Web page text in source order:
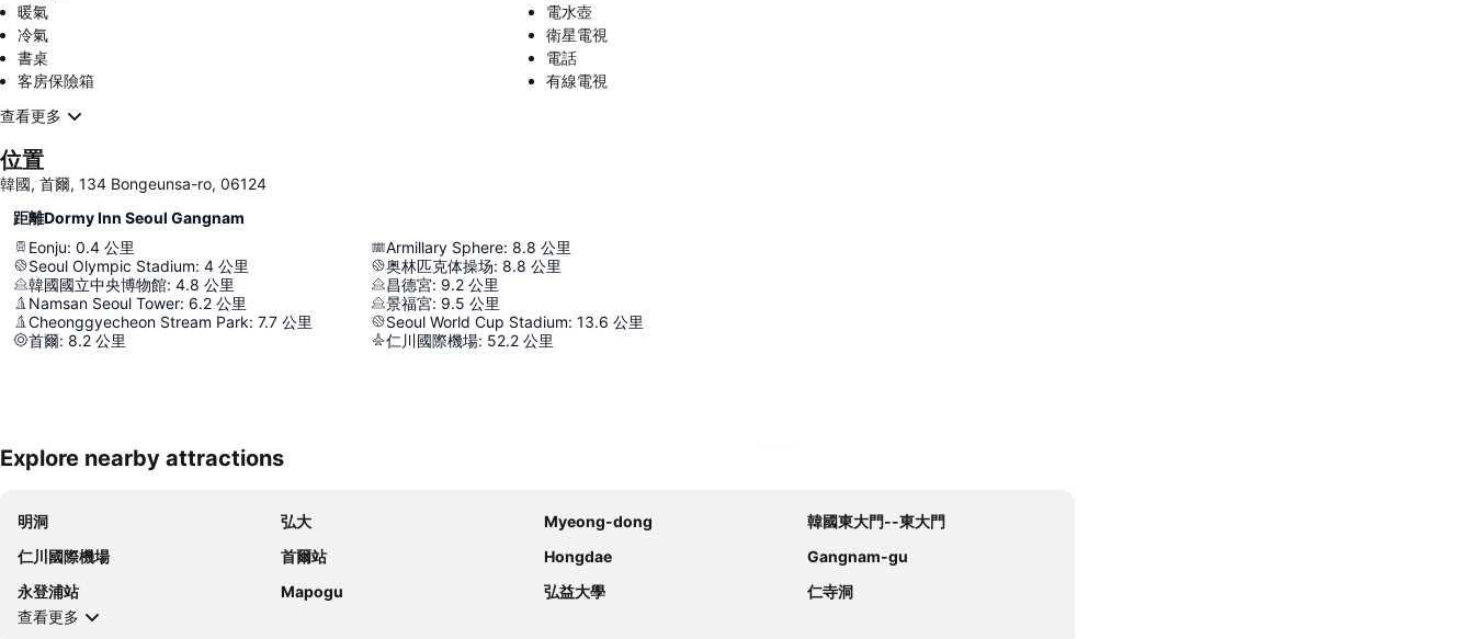
暖氣
電水壺
冷氣
衛星電視
書桌
電話
客房保險箱
有線電視
查看更多
位置
韓國, 首爾, 134 Bongeunsa-ro, 06124
距離Dormy Inn Seoul Gangnam
Eonju: 0.4 公里
Seoul Olympic Stadium: 4 公里
韓國國立中央博物館: 4.8 公里
Namsan Seoul Tower: 6.2 公里
Cheonggyecheon Stream Park: 7.7 公里
首爾: 8.2 公里
Armillary Sphere: 8.8 公里
奥林匹克体操场: 8.8 公里
昌德宮: 9.2 公里
景福宮: 9.5 公里
Seoul World Cup Stadium: 13.6 公里
仁川國際機場: 52.2 公里
Explore nearby attractions
明洞 弘大 Myeong-dong
韓國東大門--東大門
仁川國際機場
首爾站 Hongdae
Gangnam-gu
永登浦站
Mapogu 弘益大學
仁寺洞
查看更多